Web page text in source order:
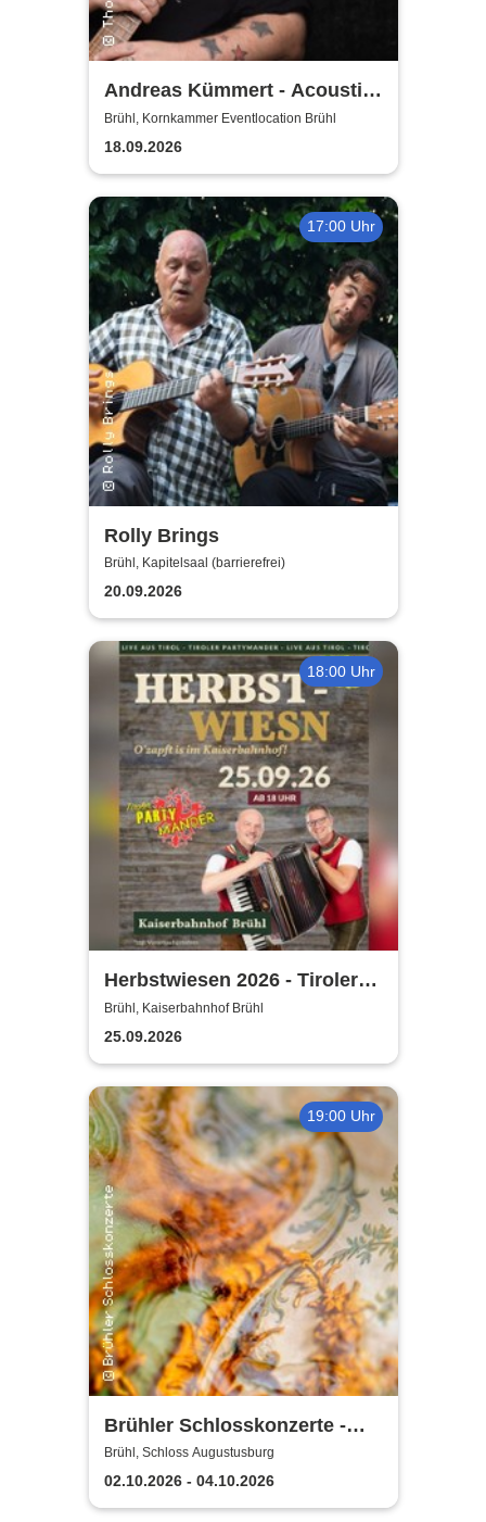
Andreas Kümmert - Acoustic
Duo
Brühl, Kornkammer Eventlocation Brühl
18.09.2026
17:00 Uhr
Rolly Brings
Brühl, Kapitelsaal (barrierefrei)
20.09.2026
18:00 Uhr
Herbstwiesen 2026 - Tiroler
Partymander live |
Kaiserbahnhof Brühl
Brühl, Kaiserbahnhof Brühl
25.09.2026
19:00 Uhr
Brühler Schlosskonzerte -
Haydn-Festival 2026
Brühl, Schloss Augustusburg
02.10.2026 - 04.10.2026